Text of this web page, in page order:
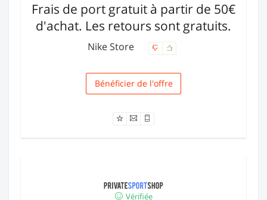
Frais de port gratuit à partir de 50€
d'achat. Les retours sont gratuits.
Nike Store
Livraison
Bénéficier de l'offre
Vérifiée